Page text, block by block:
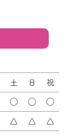
土 日 祝
◯ ◯ ◯
△ △ △